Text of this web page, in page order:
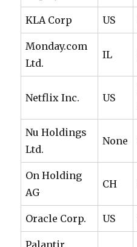
KLA Corp US
Monday.com
Ltd.
IL
Netflix Inc. US
Nu Holdings
Ltd.
None
On Holding
AG
CH
Oracle Corp. US